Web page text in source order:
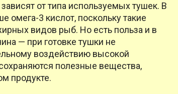
от типа используемых тушек. В
омега-3 кислот, поскольку такие
видов рыб. Но есть польза и в
— при готовке тушки не
воздействию высокой
полезные вещества,
продукте.